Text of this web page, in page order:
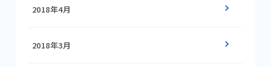
2018年4月
2018年3月